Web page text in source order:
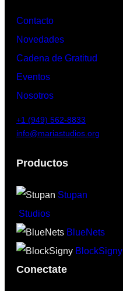
Contacto
Novedades
Cadena de Gratitud
Eventos
Nosotros
+1 (949) 562-8833
info@mariastudios.org
Productos
Stupan
Studios
BlueNets
BlockSigny
Conectate